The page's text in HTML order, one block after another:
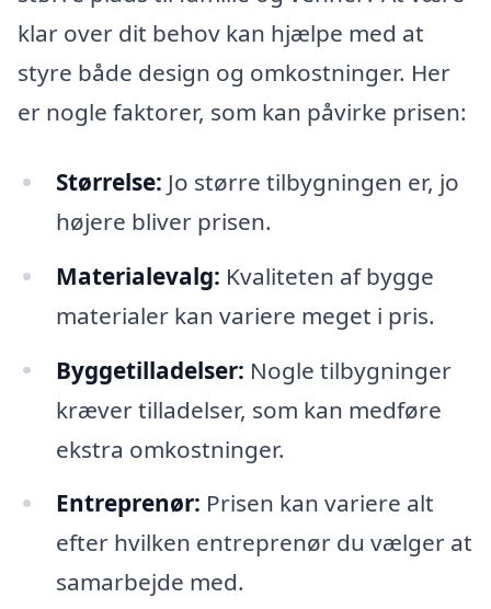
klar over dit behov kan hjælpe med at
styre både design og omkostninger. Her
er nogle faktorer, som kan påvirke prisen:
Størrelse: Jo større tilbygningen er, jo
højere bliver prisen.
Materialevalg: Kvaliteten af bygge
materialer kan variere meget i pris.
Byggetilladelser: Nogle tilbygninger
kræver tilladelser, som kan medføre
ekstra omkostninger.
Entreprenør: Prisen kan variere alt
efter hvilken entreprenør du vælger at
samarbejde med.